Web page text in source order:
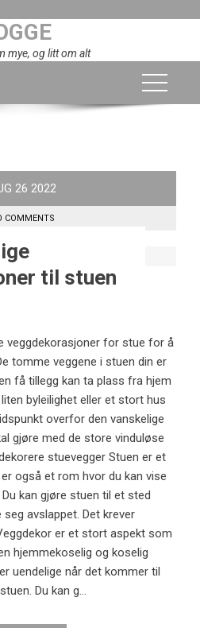
mye, og litt om alt
26 2022
COMMENTS
til stuen
veggdekorasjoner for stue for å
tomme veggene i stuen din er
få tillegg kan ta plass fra hjem
byleilighet eller et stort hus
overfor den vanskelige
gjøre med de store vinduløse
stuevegger Stuen er et
også et rom hvor du kan vise
kan gjøre stuen til et sted
avslappet. Det krever
er et stort aspekt som
hjemmekoselig og koselig
uendelige når det kommer til
Du kan g...